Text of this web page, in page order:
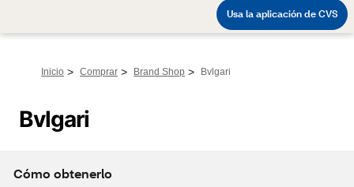
Inicio > Comprar > Brand Shop > Bvlgari
Bvlgari
Cómo obtenerlo